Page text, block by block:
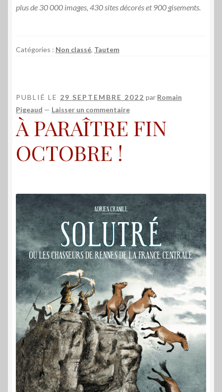
plus de 30 000 images, 430 sites décorés et 900 gisements.
Catégories : Non classé, Tautem
PUBLIÉ LE 29 SEPTEMBRE 2022 par Romain
Pigeaud — Laisser un commentaire
À PARAÎTRE FIN
OCTOBRE !